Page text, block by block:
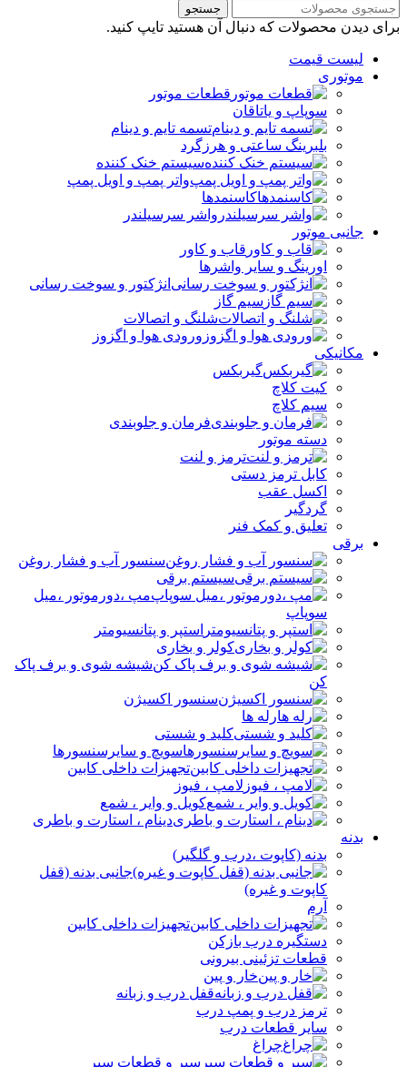
جستجو
برای دیدن محصولات که دنبال آن هستید تایپ کنید.
لیست قیمت
موتوری
قطعات موتور
سوپاپ و یاتاقان
تسمه تایم و دینام
بلبرینگ ساعتی و هرزگرد
سیستم خنک کننده
واتر پمپ و اویل پمپ
کاسنمدها
واشر سرسیلندر
جانبی موتور
قاب و کاور
اورینگ و سایر واشرها
انژکتور و سوخت رسانی
سیم گاز
شلنگ و اتصالات
ورودی هوا و اگزوز
مکانیکی
گیربکس
کیت کلاچ
سیم کلاچ
فرمان و جلوبندی
دسته موتور
ترمز و لنت
کابل ترمز دستی
اکسل عقب
گردگیر
تعلیق و کمک فنر
برقی
سنسور آب و فشار روغن
سیستم برقی
مپ ،دورموتور ،میل
سوپاپ
استپر و پتانسیومتر
کولر و بخاری
شیشه شوی و برف پاک
کن
سنسور اکسیژن
رله ها
کلید و شستی
سویچ و سایرسنسورها
تجهیزات داخلی کابین
لامپ ، فیوز
کویل و وایر ، شمع
دینام ، استارت و باطری
بدنه
بدنه (کاپوت ،درب و گلگیر)
جانبی بدنه (قفل
کاپوت و غیره)
آرم
تجهیزات داخلی کابین
دستگیره درب بازکن
قطعات تزئینی بیرونی
خار و پین
قفل درب و زبانه
ترمز درب و پمپ درب
سایر قطعات درب
چراغ
سپر و قطعات سپر